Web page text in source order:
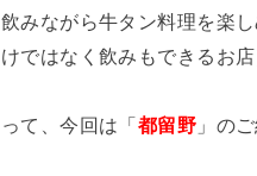
飲みながら牛タン料理を楽
けではなく飲みもできるお
って、今回は「都留野 」の